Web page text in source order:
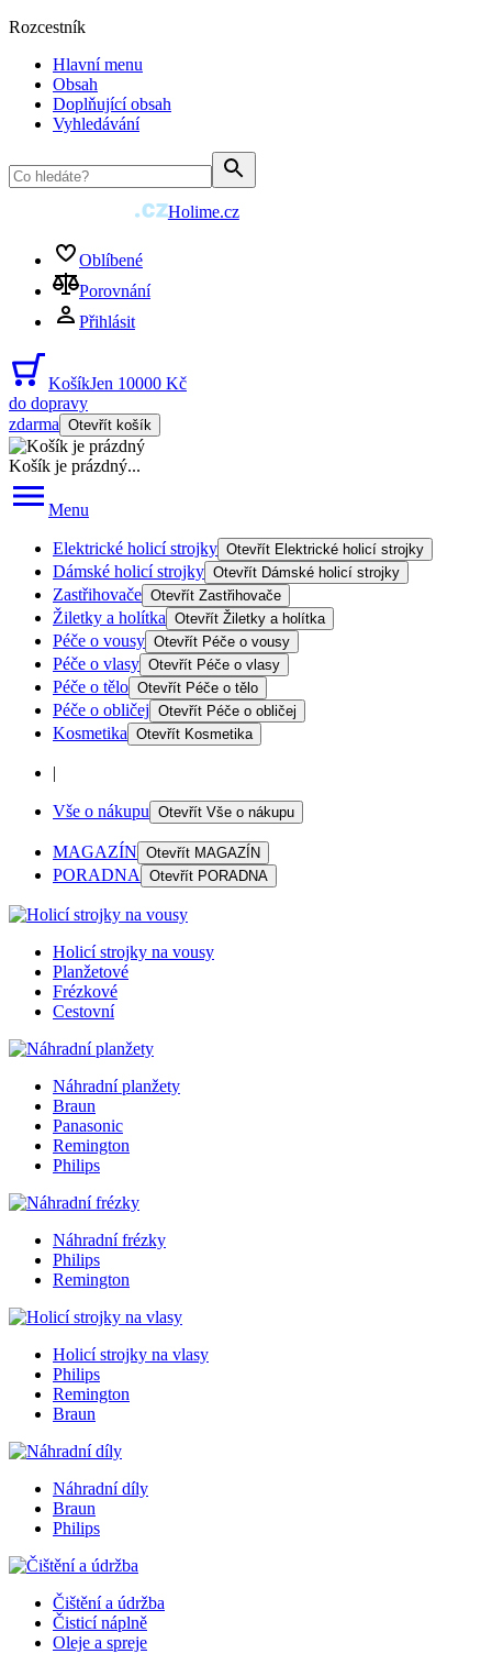
Rozcestník
Hlavní menu
Obsah
Doplňující obsah
Vyhledávání
Holime.cz
Oblíbené
Porovnání
Přihlásit
KošíkJen 10000 Kč
do dopravy
zdarma Otevřít košík
Košík je prázdný...
Menu
Elektrické holicí strojky Otevřít Elektrické holicí strojky
Dámské holicí strojky Otevřít Dámské holicí strojky
Zastřihovače Otevřít Zastřihovače
Žiletky a holítka Otevřít Žiletky a holítka
Péče o vousy Otevřít Péče o vousy
Péče o vlasy Otevřít Péče o vlasy
Péče o tělo Otevřít Péče o tělo
Péče o obličej Otevřít Péče o obličej
Kosmetika Otevřít Kosmetika
|
Vše o nákupu Otevřít Vše o nákupu
MAGAZÍN Otevřít MAGAZÍN
PORADNA Otevřít PORADNA
Holicí strojky na vousy
Planžetové
Frézkové
Cestovní
Náhradní planžety
Braun
Panasonic
Remington
Philips
Náhradní frézky
Philips
Remington
Holicí strojky na vlasy
Philips
Remington
Braun
Náhradní díly
Braun
Philips
Čištění a údržba
Čisticí náplně
Oleje a spreje